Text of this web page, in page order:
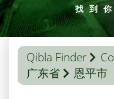
找到
Qibla Finder
广东省
恩平市